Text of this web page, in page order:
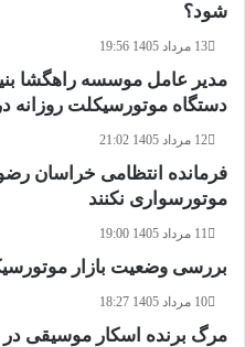
شود؟
13 مرداد 1405 19:56
مدیر عامل موسسه راهگشا
دستگاه موتورسیکلت
12 مرداد 1405 21:02
فرمانده انتظامی خراسان
موتورسواری نکنند
11 مرداد 1405 19:00
بررسی وضعیت بازار
10 مرداد 1405 18:27
مرگ برنده اسکار موسیقی